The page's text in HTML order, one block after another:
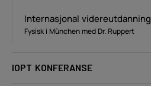
Internasjonal videreutdanning
Fysisk i München med Dr. Ruppert
IOPT KONFERANSE